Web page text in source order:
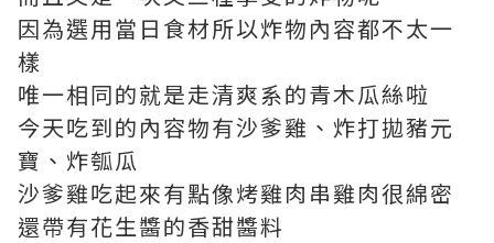
因為選用當日食材所以炸物內容都不太一
樣
唯一相同的就是走清爽系的青木瓜絲啦
今天吃到的內容物有沙爹雞、炸打拋豬元
寶、炸瓠瓜
沙爹雞吃起來有點像烤雞肉串雞肉很綿密
還帶有花生醬的香甜醬料